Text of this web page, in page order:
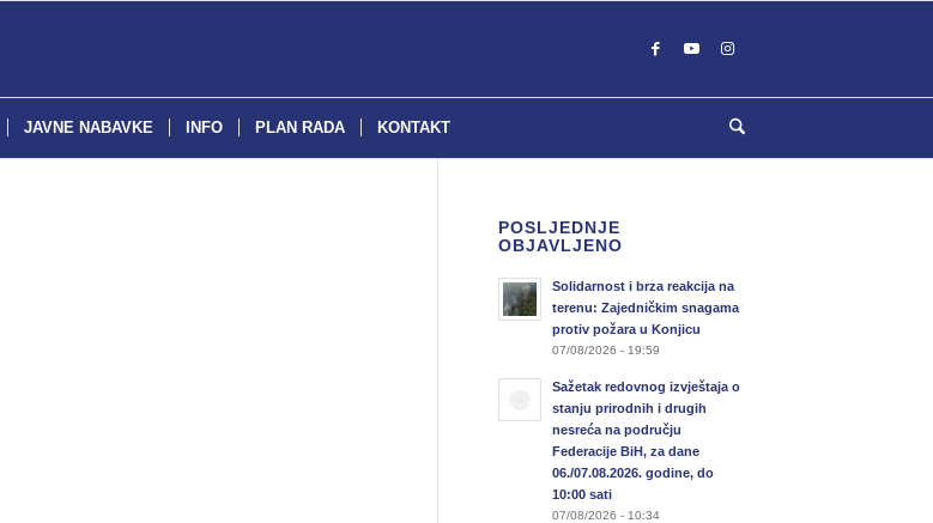
JAVNE NABAVKE INFO PLAN RADA KONTAKT
POSLJEDNJE
OBJAVLJENO
Solidarnost i brza reakcija na
terenu: Zajedničkim snagama
protiv požara u Konjicu
07/08/2026 - 19:59
Sažetak redovnog izvještaja o
stanju prirodnih i drugih
nesreća na području
Federacije BiH, za dane
06./07.08.2026. godine, do
10:00 sati
07/08/2026 - 10:34